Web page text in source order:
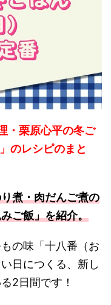
・栗原心平の冬ご
のレシピのまと
煮・肉だんご煮の
ご飯」を紹介。
の味「十八番（お
日につくる、新し
2日間です！